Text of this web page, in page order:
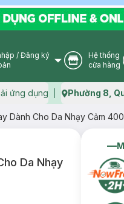
User Icon
/ Đăng ký
Store
Hệ thống
cửa hàng
ứng dụng Phường 8,
Dành Cho Da Nhạy Cảm
Da Nhạy